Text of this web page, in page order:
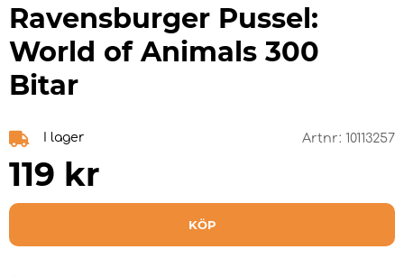
Ravensburger Pussel:
World of Animals 300
Bitar
I lager Artnr: 10113257
119 kr
KÖP